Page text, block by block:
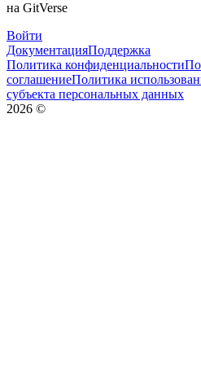
на GitVerse
Войти
ДокументацияПоддержка
Политика конфиденциальности
соглашениеПолитика
субъекта персональных данных
2026 ©